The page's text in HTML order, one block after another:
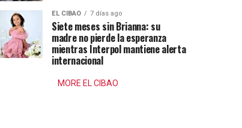
EL CIBAO 7 días ago
Siete meses sin Brianna: su
madre no pierde la esperanza
mientras Interpol mantiene alerta
internacional
MORE EL CIBAO